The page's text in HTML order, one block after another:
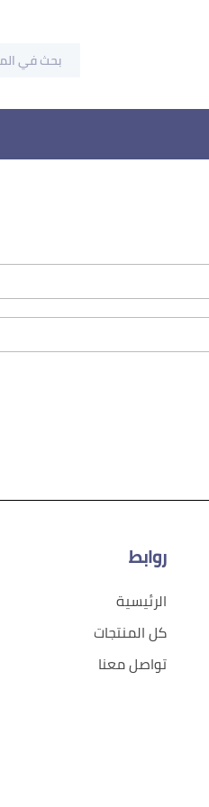
روابط
الرئيسية
كل المنتجات
تواصل معنا